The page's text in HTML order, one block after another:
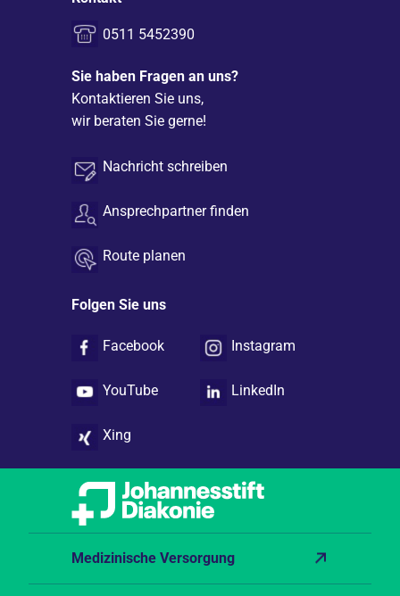
0511 5452390
Sie haben Fragen an uns?
Kontaktieren Sie uns,
wir beraten Sie gerne!
Nachricht schreiben
Ansprechpartner finden
Route planen
Folgen Sie uns
Facebook Instagram
YouTube LinkedIn
Xing
Medizinische Versorgung